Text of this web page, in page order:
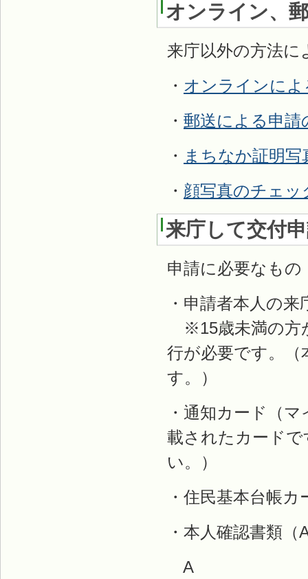
オンライン、
来庁以外の方法
・ オンラインに
・ 郵送による申請
・ まちなか証明
・ 顔写真のチェ
来庁して交付
申請に必要なもの
・申請者本人の来
※15歳未満の方
行が必要です。（
す。）
・通知カード（
載されたカード
い。）
・住民基本台帳
・本人確認書類
A